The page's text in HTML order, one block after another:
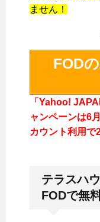
ません！
FOD
「Yahoo!
ャンペーンは6
カウント利用で
テラスハ
FODで無